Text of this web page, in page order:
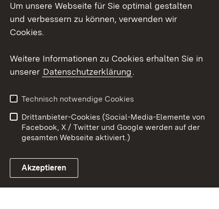
LinkedIn
Link zum Landesportal
Datenschutz
Barrierefreiheit
Impressum
Cookies
Um unsere Webseite für Sie optimal gestalten
und verbessern zu können, verwenden wir
Cookies.
Weitere Informationen zu Cookies erhalten Sie in
unserer Datenschutzerklärung.
Technisch notwendige Cookies
Drittanbieter-Cookies (Social-Media-Elemente von
Facebook, X / Twitter und Google werden auf der
gesamten Webseite aktiviert.)
Akzeptieren